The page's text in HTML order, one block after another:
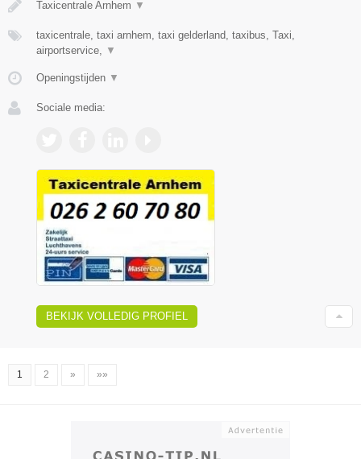
Taxicentrale Arnhem ▼
taxicentrale, taxi arnhem, taxi gelderland, taxibus, Taxi,
airportservice, ▼
Openingstijden ▼
Sociale media:
BEKIJK VOLLEDIG PROFIEL
1 2 » »»